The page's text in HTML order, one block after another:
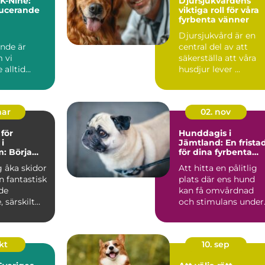
är
vi
alltid
viktiga roll för våra
fyrbenta vänner
Djursjukvård är en
central del av att
säkerställa att våra
husdjur lever ...
i
Börja
åka skidor
fantastisk
särskilt
02. nov
Hunddagis i
Jämtland: En
för dina fyrbenta
Att hitta en pålitlig
plats där ens hund
kan få omvårdnad
och stimulans
10. sep